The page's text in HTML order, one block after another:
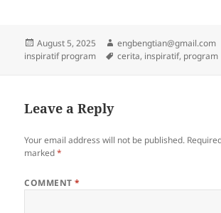
Posted
on
August 5, 2025 Author
engbengtian@gmail.com
inspiratif program
Tags
cerita, inspiratif, program
Leave a Reply
Your email address will not be published.
marked*
COMMENT*